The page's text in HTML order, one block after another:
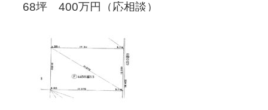
68坪 400万円（応相談）